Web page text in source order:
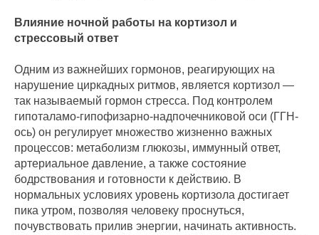
Влияние ночной работы на кортизол и
стрессовый ответ
Одним из важнейших гормонов, реагирующих на
нарушение циркадных ритмов, является кортизол —
так называемый гормон стресса. Под контролем
гипоталамо-гипофизарно-надпочечниковой оси (ГГН-
ось) он регулирует множество жизненно важных
процессов: метаболизм глюкозы, иммунный ответ,
артериальное давление, а также состояние
бодрствования и готовности к действию. В
нормальных условиях уровень кортизола достигает
пика утром, позволяя человеку проснуться,
почувствовать прилив энергии, начинать активность.